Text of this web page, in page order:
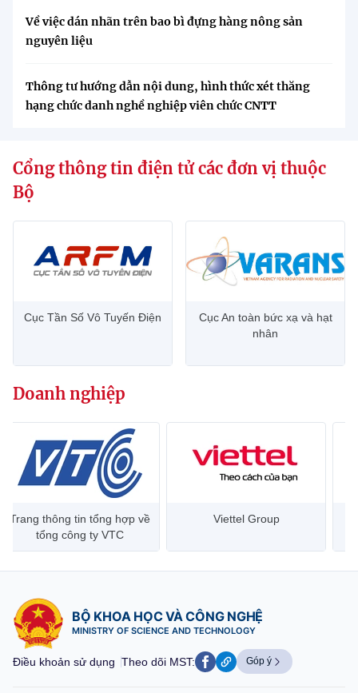
Về việc dán nhãn trên bao bì đựng hàng nông sản
nguyên liệu
Thông tư hướng dẫn nội dung, hình thức xét thăng
hạng chức danh nghề nghiệp viên chức CNTT
Cổng thông tin điện tử các đơn vị thuộc
Bộ
Cục Tần Số Vô Tuyến Điện
Cục An toàn bức xạ và hạt
nhân
Doanh nghiệp
Trang thông tin tổng hợp về
tổng công ty VTC
Viettel Group
BỘ KHOA HỌC VÀ CÔNG NGHỆ
MINISTRY OF SCIENCE AND TECHNOLOGY
Điều khoản sử dụng Theo dõi MST: Góp ý